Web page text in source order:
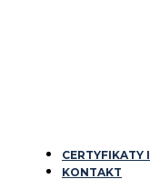
CERTYFIKATY
KONTAKT